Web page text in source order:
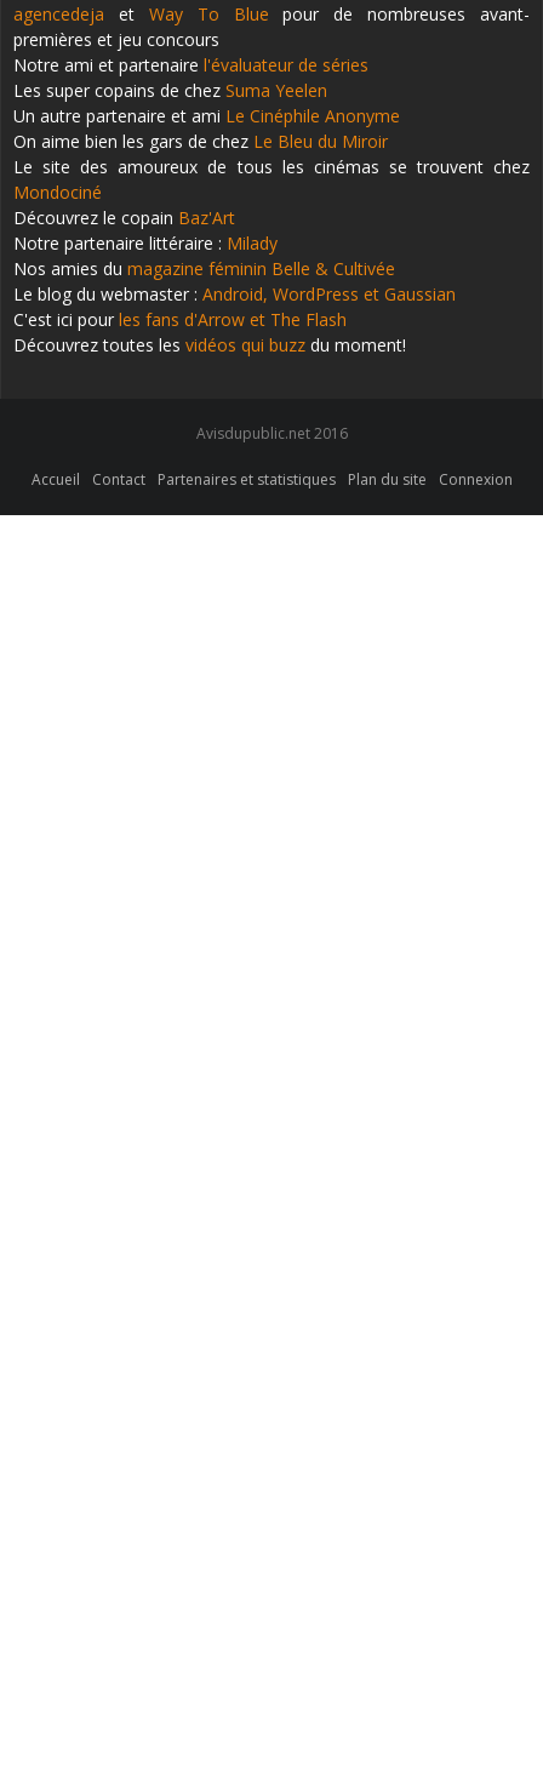
agencedeja et Way To Blue pour de nombreuses avant-
premières et jeu concours
Notre ami et partenaire l'évaluateur de séries
Les super copains de chez Suma Yeelen
Un autre partenaire et ami Le Cinéphile Anonyme
On aime bien les gars de chez Le Bleu du Miroir
Le site des amoureux de tous les cinémas se trouvent chez
Mondociné
Découvrez le copain Baz'Art
Notre partenaire littéraire : Milady
Nos amies du magazine féminin Belle & Cultivée
Le blog du webmaster : Android, WordPress et Gaussian
C'est ici pour les fans d'Arrow et The Flash
Découvrez toutes les vidéos qui buzz du moment!
Avisdupublic.net 2016
Accueil Contact Partenaires et statistiques Plan du site Connexion